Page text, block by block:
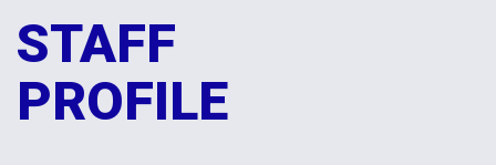
STAFF
PROFILE